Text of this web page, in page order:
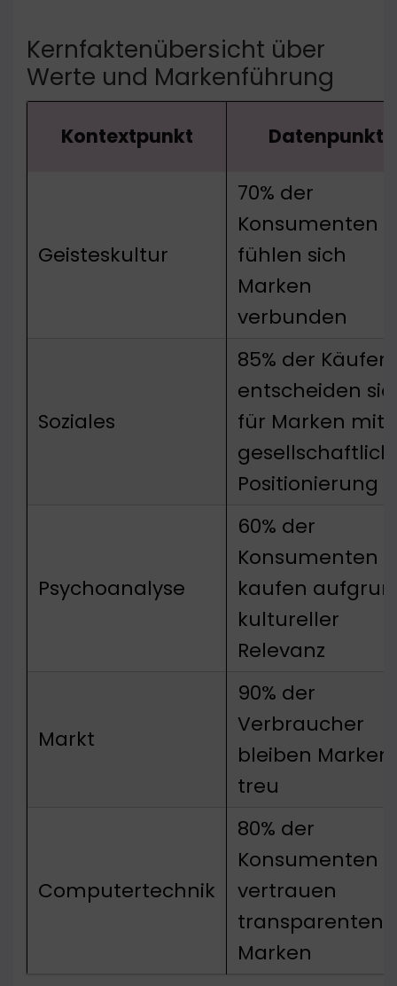
Kernfaktenübersicht über
Werte und Markenführung
Kontextpunkt Datenpunkt
Geisteskultur
70% der
Konsumenten
fühlen sich
Marken
verbunden
Soziales
85% der Käufer
entscheiden
für Marken mit
Positionierung
Psychoanalyse
60% der
Konsumenten
kaufen
kultureller
Relevanz
Markt
90% der
Verbraucher
bleiben Marken
treu
Computertechnik
80% der
Konsumenten
vertrauen
transparenten
Marken